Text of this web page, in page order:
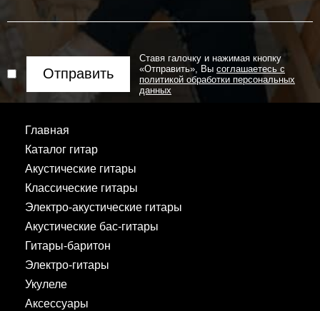
Отправить
Ставя галочку и нажимая кнопку
«Отправить», Вы соглашаетесь с
политикой обработки персональных
данных
Главная
Каталог гитар
Акустические гитары
Классические гитары
Электро-акустические гитары
Акустические бас-гитары
Гитары-баритон
Электро-гитары
Укулеле
Аксессуары